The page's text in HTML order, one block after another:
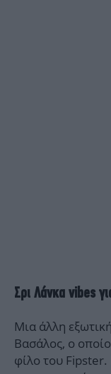
Σρι Λάνκα vibes
Μια άλλη
Βασάλος, ο
φίλο του Fipster.